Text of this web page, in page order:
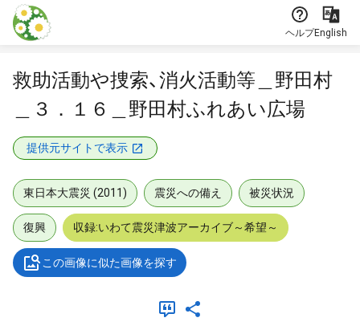
本文に飛ぶ
ヘルプEnglish
救助活動や捜索、消火活動等＿野田村
＿３．１６＿野田村ふれあい広場
提供元サイトで表示
東日本大震災 (2011) 震災への備え 被災状況
復興 収録:いわて震災津波アーカイブ～希望～
この画像に似た画像を探す